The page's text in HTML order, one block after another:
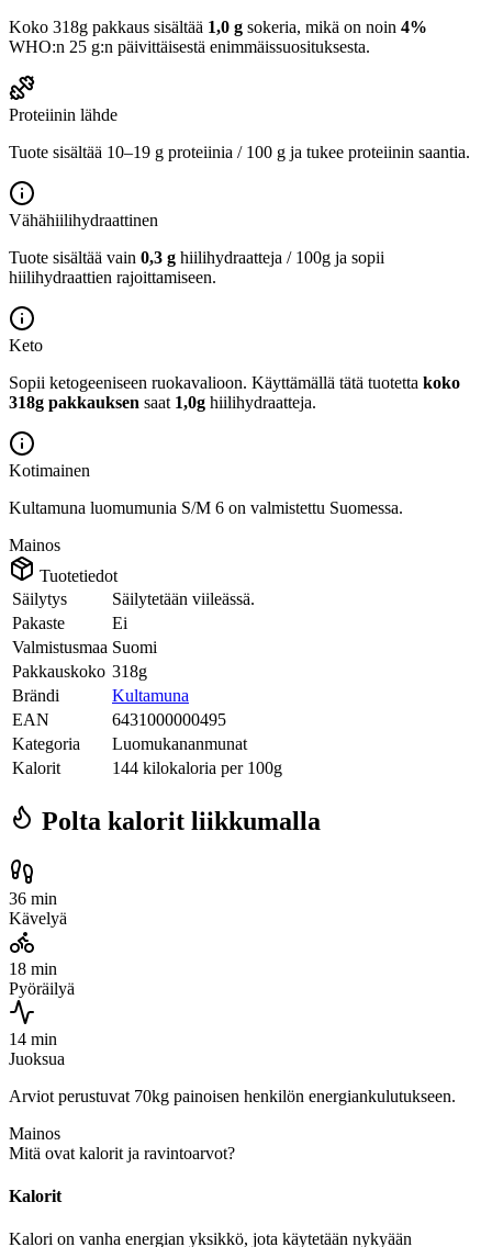
Koko 318g pakkaus sisältää 1,0 g sokeria, mikä on noin 4%
WHO:n 25 g:n päivittäisestä enimmäissuosituksesta.
Proteiinin lähde
Tuote sisältää 10–19 g proteiinia / 100 g ja tukee proteiinin saantia.
Vähähiilihydraattinen
Tuote sisältää vain 0,3 g hiilihydraatteja / 100g ja sopii
hiilihydraattien rajoittamiseen.
Keto
Sopii ketogeeniseen ruokavalioon. Käyttämällä tätä tuotetta koko
318g pakkauksen saat 1,0g hiilihydraatteja.
Kotimainen
Kultamuna luomumunia S/M 6 on valmistettu Suomessa.
Mainos
Tuotetiedot
Säilytys
Säilytetään viileässä.
Pakaste
Ei
Valmistusmaa Suomi
Pakkauskoko 318g
Brändi
Kultamuna
EAN
6431000000495
Kategoria
Luomukananmunat
Kalorit
144 kilokaloria per 100g
Polta kalorit liikkumalla
36 min
Kävelyä
18 min
Pyöräilyä
14 min
Juoksua
Arviot perustuvat 70kg painoisen henkilön energiankulutukseen.
Mainos
Mitä ovat kalorit ja ravintoarvot?
Kalorit
Kalori on vanha energian yksikkö, jota käytetään nykyään